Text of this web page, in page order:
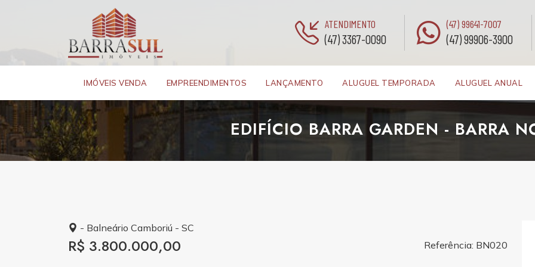
ATENDIMENTO
(47) 3367-0090
(47) 99641-7007
(47) 99906-3900
IMÓVEIS VENDA EMPREENDIMENTOS LANÇAMENTO ALUGUEL TEMPORADA ALUGUEL ANUAL
EDIFÍCIO BARRA GARDEN - BARRA
- Balneário Camboriú - SC
R$ 3.800.000,00 Referência: BN020